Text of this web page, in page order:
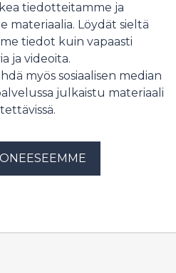
tiedotteitamme ja
materiaalia. Löydät sieltä
tiedot kuin vapaasti
ja videoita.
myös sosiaalisen median
julkaistu materiaali